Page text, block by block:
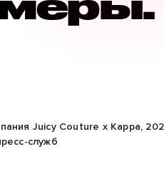
Juicy Couture x Kappa,
служб